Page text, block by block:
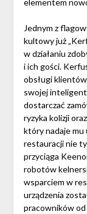
elementem
Jednym z
kultowy już
w działaniu
i ich gości.
obsługi
swojej
dostarczać
ryzyka kolizji
który nadaje mu
restauracji nie
przyciąga
robotów
wsparciem w
urządzenia
pracowników od